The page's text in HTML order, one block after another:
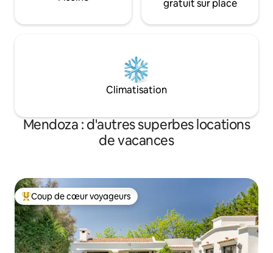
gratuit sur place
Climatisation
Mendoza : d'autres superbes locations
de vacances
Coups de cœur voyageurs les plus appréciés
Coup de cœur voyageurs